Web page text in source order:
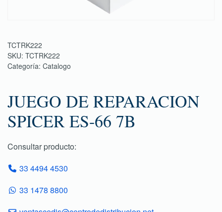
TCTRK222
SKU: TCTRK222
Categoría: Catalogo
JUEGO DE REPARACION
SPICER ES-66 7B
Consultar producto:
33 4494 4530
33 1478 8800